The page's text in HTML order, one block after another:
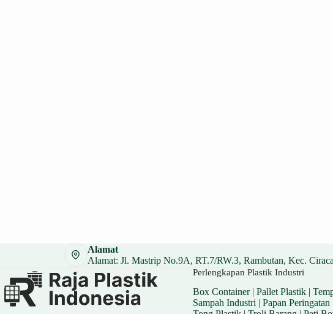
Alamat
Alamat: Jl. Mastrip No.9A, RT.7/RW.3, Rambutan, Kec.
Perlengkapan Plastik Industri
Box Container| Pallet Plastik|
Sampah Industri | Papan Peringatan